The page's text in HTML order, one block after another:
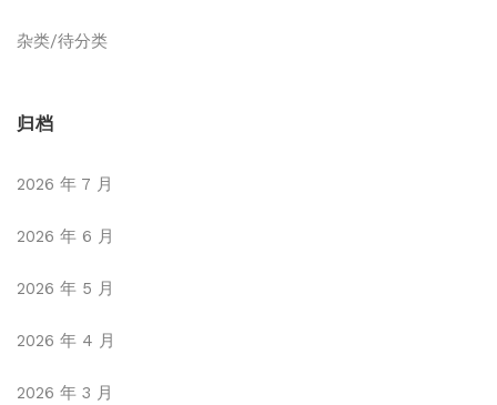
杂类/待分类
归档
2026 年 7 月
2026 年 6 月
2026 年 5 月
2026 年 4 月
2026 年 3 月